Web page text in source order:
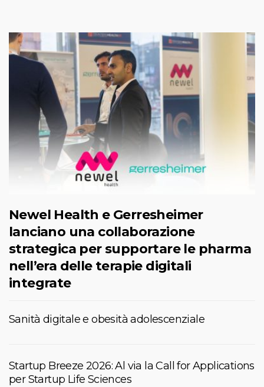
Newel Health e Gerresheimer
lanciano una collaborazione
strategica per supportare le pharma
nell’era delle terapie digitali
integrate
Sanità digitale e obesità adolescenziale
Startup Breeze 2026: Al via la Call for Applications
per Startup Life Sciences